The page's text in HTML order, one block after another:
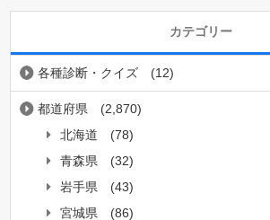
カテゴリー
各種診断・クイズ (12)
都道府県
(2,870)
北海道
(78)
青森県
(32)
岩手県
(43)
宮城県
(86)